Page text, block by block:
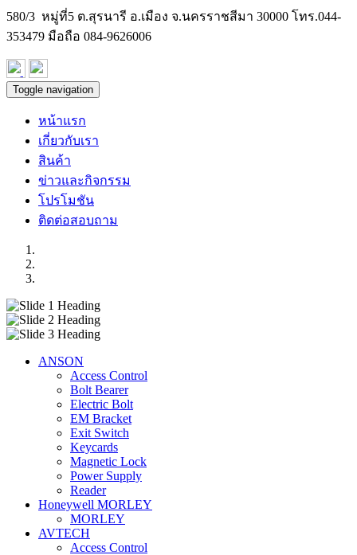
580/3 หมู่ที่5 ต.สุรนารี อ.เมือง จ.นครราชสีมา 30000 โทร.044-
353479 มือถือ 084-9626006
Toggle navigation
หน้าแรก
เกี่ยวกับเรา
สินค้า
ข่าวและกิจกรรม
โปรโมชัน
ติดต่อสอบถาม
ANSON
Access Control
Bolt Bearer
Electric Bolt
EM Bracket
Exit Switch
Keycards
Magnetic Lock
Power Supply
Reader
Honeywell MORLEY
MORLEY
AVTECH
Access Control